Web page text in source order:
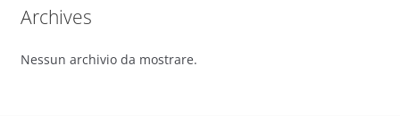
Archives
Nessun archivio da mostrare.